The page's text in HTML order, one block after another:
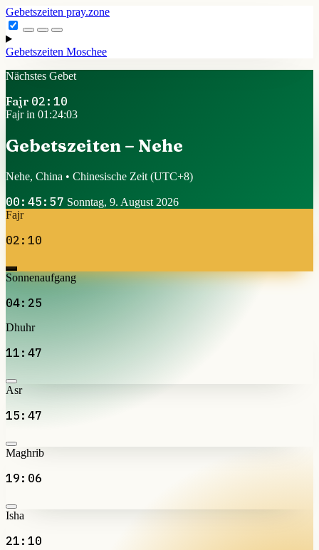
Gebetszeiten pray.zone
Gebetszeiten Moschee
Nächstes Gebet
Fajr 02:10
Fajr in 01:24:03
Gebetszeiten – Nehe
Nehe, China • Chinesische Zeit (UTC+8)
00:45:57 Sonntag, 9. August 2026
Fajr
02:10
Sonnenaufgang
04:25
Dhuhr
11:47
Asr
15:47
Maghrib
19:06
Isha
21:10